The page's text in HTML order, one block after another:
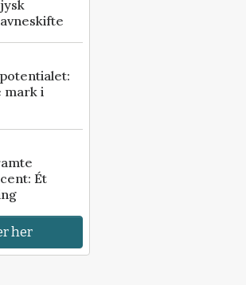
mark i
Ét
her